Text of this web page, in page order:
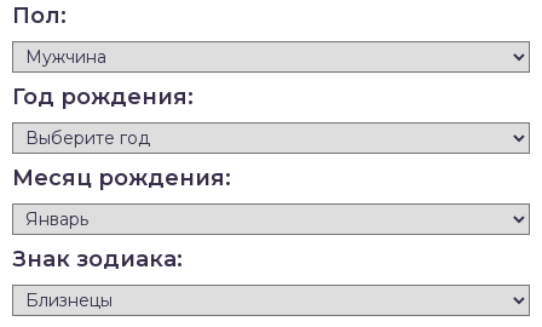
Пол:
Год рождения:
Месяц рождения:
Знак зодиака: